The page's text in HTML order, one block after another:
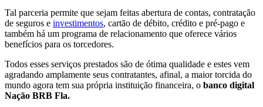
Tal parceria permite que sejam feitas abertura de contas, contratação
de seguros e investimentos, cartão de débito, crédito e pré-pago e
também há um programa de relacionamento que oferece vários
benefícios para os torcedores.
Todos esses serviços prestados são de ótima qualidade e estes vem
agradando amplamente seus contratantes, afinal, a maior torcida do
mundo agora tem sua própria instituição financeira, o banco digital
Nação BRB Fla.